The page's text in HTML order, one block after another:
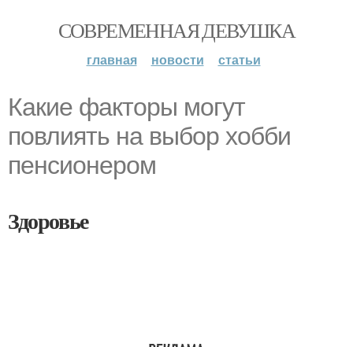
СОВРЕМЕННАЯ ДЕВУШКА
главная новости статьи
Какие факторы могут
повлиять на выбор хобби
пенсионером
Здоровье